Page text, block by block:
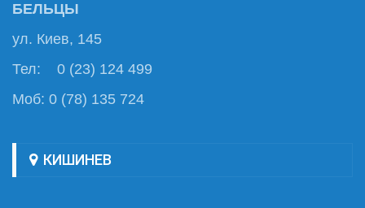
БЕЛЬЦЫ
ул. Киев, 145
Тел: 0 (23) 124 499
Моб: 0 (78) 135 724
КИШИНЕВ